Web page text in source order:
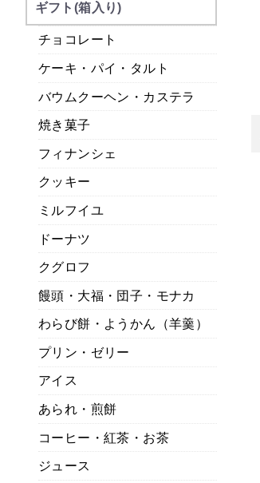
ギフト(箱入り)
チョコレート
ケーキ・パイ・タルト
バウムクーヘン・カステラ
焼き菓子
フィナンシェ
クッキー
ミルフイユ
ドーナツ
クグロフ
饅頭・大福・団子・モナカ
わらび餅・ようかん（羊羹）
プリン・ゼリー
アイス
あられ・煎餅
コーヒー・紅茶・お茶
ジュース